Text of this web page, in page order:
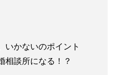
いかないのポイント
相談所になる！？